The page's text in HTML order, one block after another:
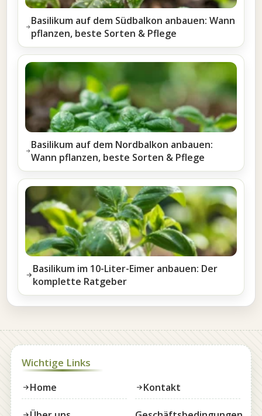
Basilikum auf dem Südbalkon anbauen: Wann
pflanzen, beste Sorten & Pflege
Basilikum auf dem Nordbalkon anbauen:
Wann pflanzen, beste Sorten & Pflege
Basilikum im 10-Liter-Eimer anbauen: Der
komplette Ratgeber
Wichtige Links
Home Kontakt